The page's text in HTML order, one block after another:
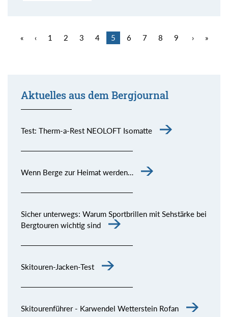
« ‹ 1 2 3 4 5 6 7 8 9 › »
Aktuelles aus dem Bergjournal
Test: Therm-a-Rest NEOLOFT Isomatte
Wenn Berge zur Heimat werden…
Sicher unterwegs: Warum Sportbrillen mit Sehstärke bei
Bergtouren wichtig sind
Skitouren-Jacken-Test
Skitourenführer - Karwendel Wetterstein Rofan